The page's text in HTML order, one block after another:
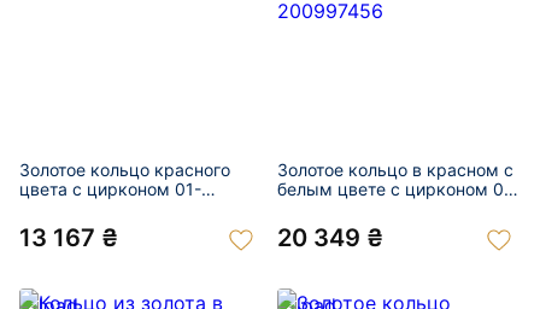
Золотое кольцо красного
цвета с цирконом 01-
13 167 ₴
Золотое кольцо в красном с
белым цвете с цирконом 01-
20 349 ₴